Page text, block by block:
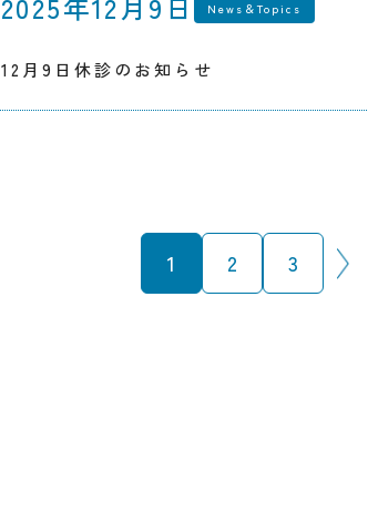
News＆Topics
12月9日休診のお知らせ
1 2 3